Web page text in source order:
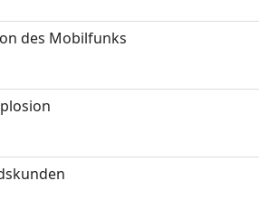
des Mobilfunks